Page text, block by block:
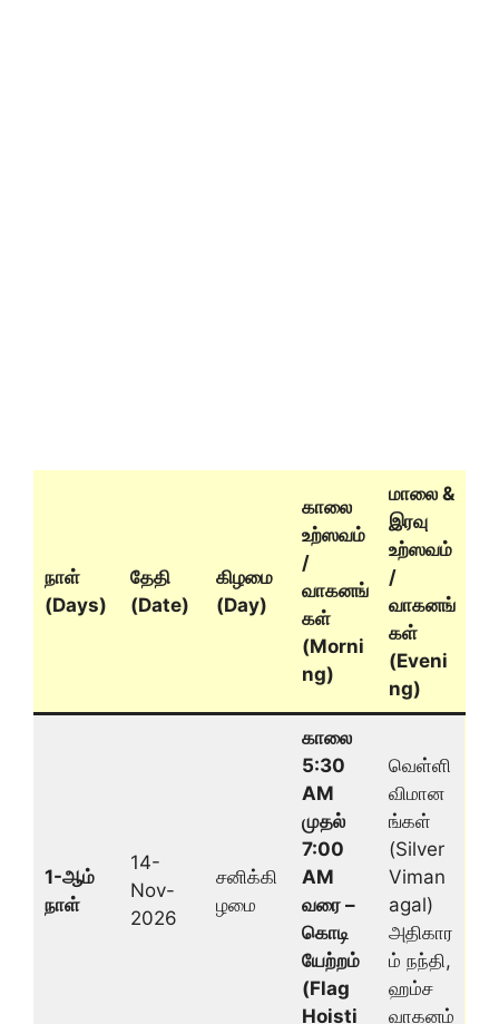
நாள்
(Days)
தேதி
(Date)
கிழமை
(Day)
காலை
உற்ஸவம்
/
வாகனங்
கள்
(Morni
ng)
மாலை &
இரவு
உற்ஸவம்
/
வாகனங்
கள்
(Eveni
ng)
1-ஆம்
நாள்
14-
Nov-
2026
சனிக்கி
ழமை
காலை
5:30
AM
முதல்
7:00
AM
வரை –
கொடி
யேற்றம்
(Flag
Hoisti
வெள்ளி
விமான
ங்கள்
(Silver
Viman
agal)
அதிகார
ம் நந்தி,
ஹம்ச
வாகனம்